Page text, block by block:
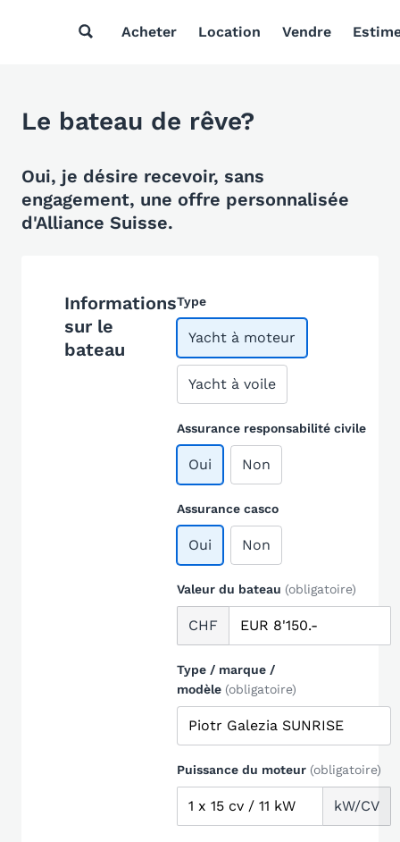
Acheter Location Vendre
Le bateau de rêve?
Oui, je désire recevoir, sans
engagement, une offre personnalisée
d'Alliance Suisse.
Informations
sur le
bateau
Type
Yacht à moteur
Yacht à voile
Assurance responsabilité civile
Oui Non
Assurance casco
Oui Non
Valeur du bateau (obligatoire)
CHF
Type / marque /
modèle (obligatoire)
Puissance du moteur (obligatoire)
kW/CV